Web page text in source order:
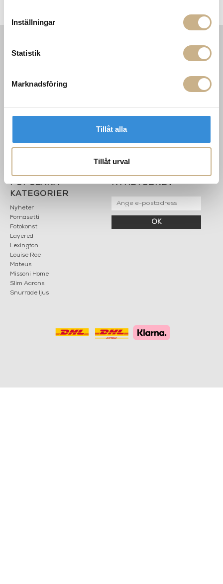
Inställningar
Statistik
Marknadsföring
Tillåt alla
Tillåt urval
INFORMATION
Köpvillkor
033 10 75 76
info@mariellastore.se
Mån: 12-18
Tis-fre: 10-18
POPULÄRA
KATEGORIER
Nyheter
Fornasetti
Fotokonst
Layered
Lexington
Louise Roe
Mateus
Missoni Home
Slim Aarons
Snurrade ljus
NYHETSBREV
OK